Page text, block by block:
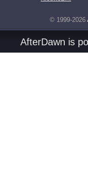
© 1999-2026
AfterDawn is